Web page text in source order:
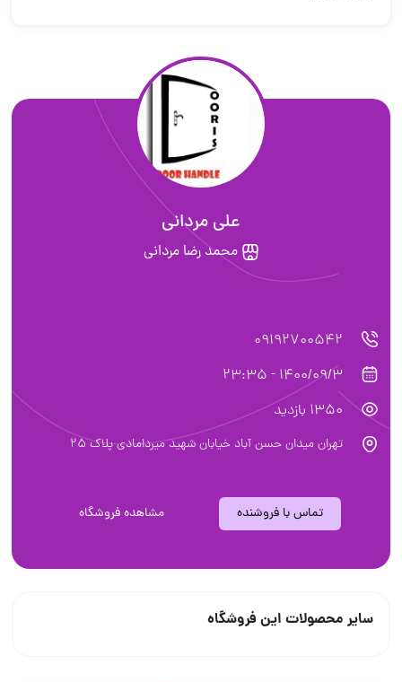
علی مردانی
محمد رضا مرداني
09192700542
1400/09/3 - 23:35
1350 بازدید
تهران میدان حسن آباد خیابان شهید میردامادی پلاک ۲۵
تماس با فروشنده مشاهده فروشگاه
سایر محصولات این فروشگاه